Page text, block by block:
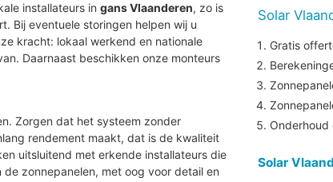
installateurs ingans Vlaanderen, zo is
Bij eventuele storingen helpen wij u
kracht: lokaal werkend en nationale
Daarnaast beschikken onze monteurs
Zorgen dat het systeem zonder
rendement maakt, dat is de kwaliteit
uitsluitend met erkende installateurs die
zonnepanelen, met oog voor detail en
Solar
Gratis
Onderhoud
Solar